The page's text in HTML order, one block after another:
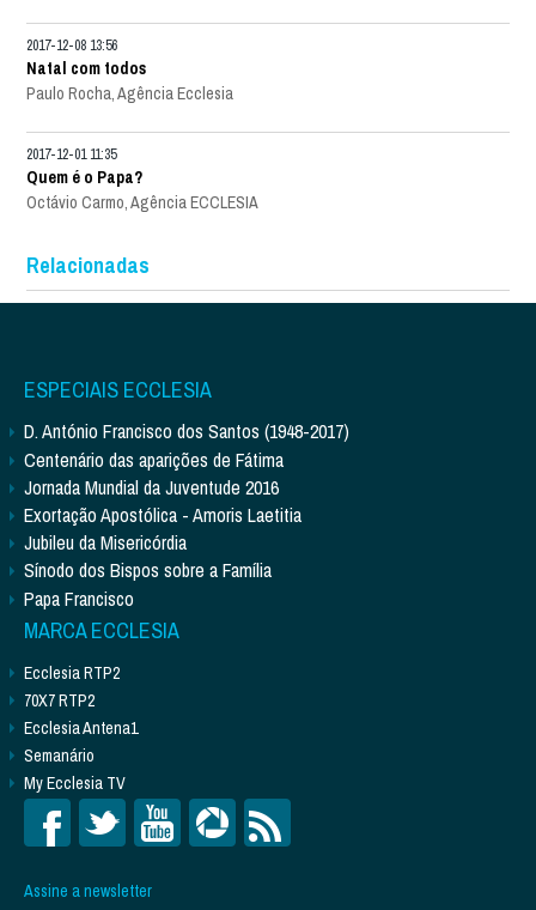
2017-12-08 13:56
Natal com todos
Paulo Rocha, Agência Ecclesia
2017-12-01 11:35
Quem é o Papa?
Octávio Carmo, Agência ECCLESIA
Relacionadas
ESPECIAIS ECCLESIA
D. António Francisco dos Santos (1948-2017)
Centenário das aparições de Fátima
Jornada Mundial da Juventude 2016
Exortação Apostólica - Amoris Laetitia
Jubileu da Misericórdia
Sínodo dos Bispos sobre a Família
Papa Francisco
MARCA ECCLESIA
Ecclesia RTP2
70X7 RTP2
Ecclesia Antena1
Semanário
My Ecclesia TV
Assine a newsletter